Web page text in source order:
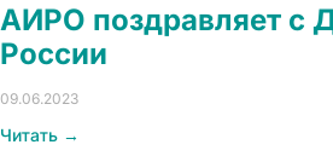
АИРО поздравляет с
России
09.06.2023
Читать →